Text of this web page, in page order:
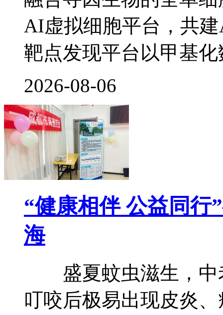
AI虚拟细胞平台，共
靶点发现平台以甲基化
2026-08-06
“健康相伴 公益同
海
盛夏蚊虫滋生，中
叮咬后极易出现皮炎